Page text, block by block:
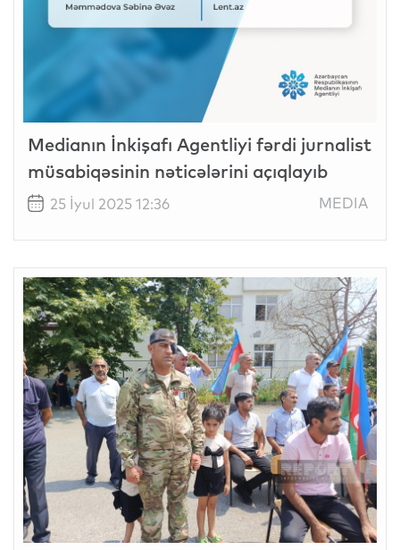
Medianın İnkişafı Agentliyi fərdi jurnalist
müsabiqəsinin nəticələrini açıqlayıb
25 İyul 2025 12:36 MEDIA